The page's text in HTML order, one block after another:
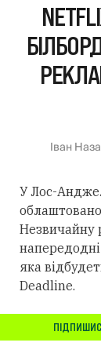
Іван
У Лос-
Незвичайну
яка
Deadline.